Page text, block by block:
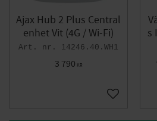
Ajax Hub 2 Plus Central
enhet Vit (4G / Wi-Fi)
14246.40.WH1
3 790 KR
Lägg till i
s